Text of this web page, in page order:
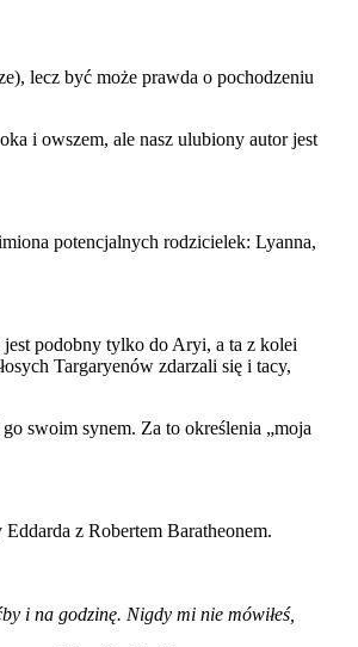
lecz być może prawda o pochodzeniu
i owszem, ale nasz ulubiony autor jest
potencjalnych rodzicielek: Lyanna,
podobny tylko do Aryi, a ta z kolei
Targaryenów zdarzali się i tacy,
swoim synem. Za to określenia „moja
z Robertem Baratheonem.
i na godzinę. Nigdy mi nie mówiłeś,